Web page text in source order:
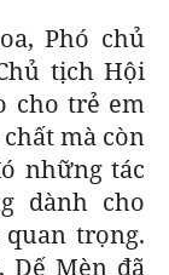
Phó chủ
tịch Hội
cho trẻ em
mà còn
những tác
dành cho
trọng.
Dế Mèn đã